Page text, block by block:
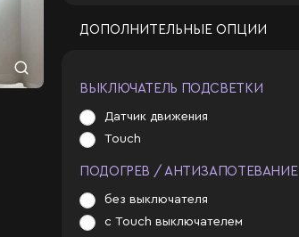
ДОПОЛНИТЕЛЬНЫЕ ОПЦИИ
ВЫКЛЮЧАТЕЛЬ ПОДСВЕТКИ
Датчик движения
Touch
ПОДОГРЕВ / АНТИЗАПОТЕВАНИЕ
без выключателя
с Touch выключателем